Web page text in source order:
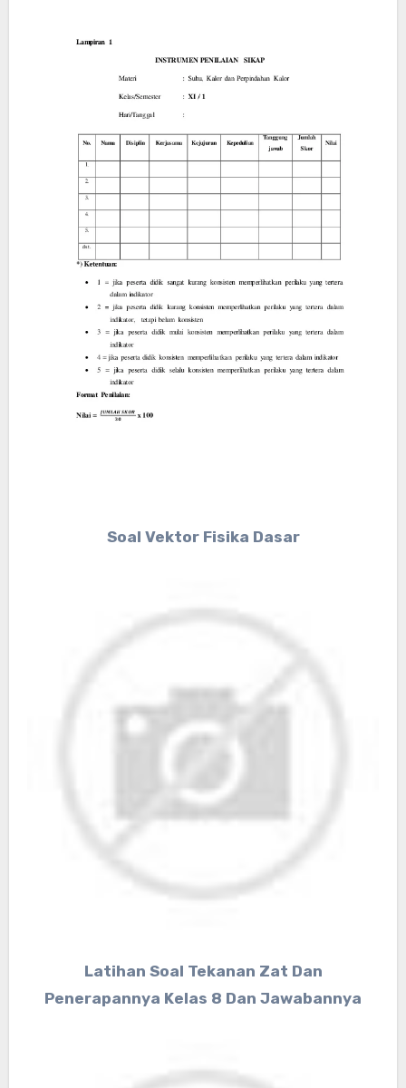
Soal Vektor Fisika Dasar
Latihan Soal Tekanan Zat Dan
Penerapannya Kelas 8 Dan Jawabannya